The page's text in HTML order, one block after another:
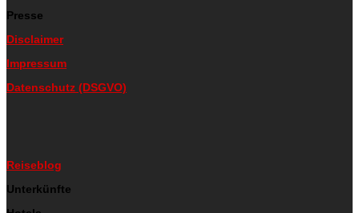
Presse
Disclaimer
Impressum
Datenschutz (DSGVO)
Reiseblog
Unterkünfte